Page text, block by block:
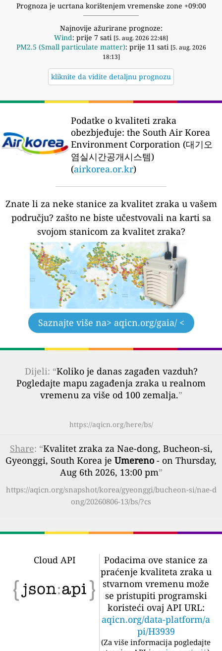
Prognoza je ucrtana korištenjem vremenske zone +09:00
Najnovije ažurirane prognoze:
Wind: prije 7 sati [5. aug. 2026 22:48]
PM2.5 (Small particulate matter): prije 11 sati [5. aug. 2026
18:13]
kliknite da vidite detaljnu prognozu
Podatke o kvaliteti zraka
obezbjeđuje: the South Air Korea
Environment Corporation (대기오
염실시간공개시스템)
(airkorea.or.kr)
Znate li za neke stanice za kvalitet zraka u vašem
području? zašto ne biste učestvovali na karti sa
svojom stanicom za kvalitet zraka?
Saznajte više na> aqicn.org/gaia/ <
Dijeli: “Koliko je danas zagađen vazduh?
Pogledajte mapu zagađenja zraka u realnom
vremenu za više od 100 zemalja.”
https://aqicn.org/here/bs/
Share: “Kvalitet zraka za Nae-dong, Bucheon-si,
Gyeonggi, South Korea je Umereno- on Thursday,
Aug 6th 2026, 13:00 pm”
https://aqicn.org/snapshot/korea/gyeonggi/bucheon-si/nae-d
ong/20260806-13/bs/?cs
Cloud API
Podacima ove stanice za
praćenje kvaliteta zraka u
stvarnom vremenu može
se pristupiti programski
koristeći ovaj API URL:
aqicn.org/data-platform/a
pi/H3939
(Za više informacija pogledajte